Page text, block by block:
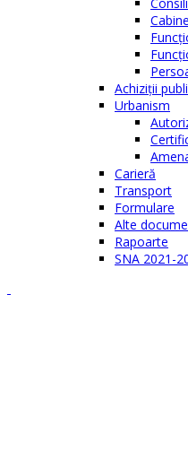
Achiziţii
Urbanism
Carieră
Transport
Formulare
Alte
Rapoarte
SNA 2021-